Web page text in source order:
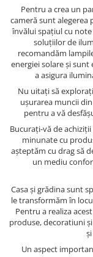
Pentru a crea un
cameră sunt alegerea
învălui spațiul cu
soluțiilor de
recomandăm
energiei solare și
a asigura
Nu uitați să
ușurarea muncii
pentru a vă
Bucurați-vă de
minunate cu
așteptăm cu drag să
un mediu
Casa și grădina sunt
le transformăm în
Pentru a realiza
produse, decoratiuni
Un aspect